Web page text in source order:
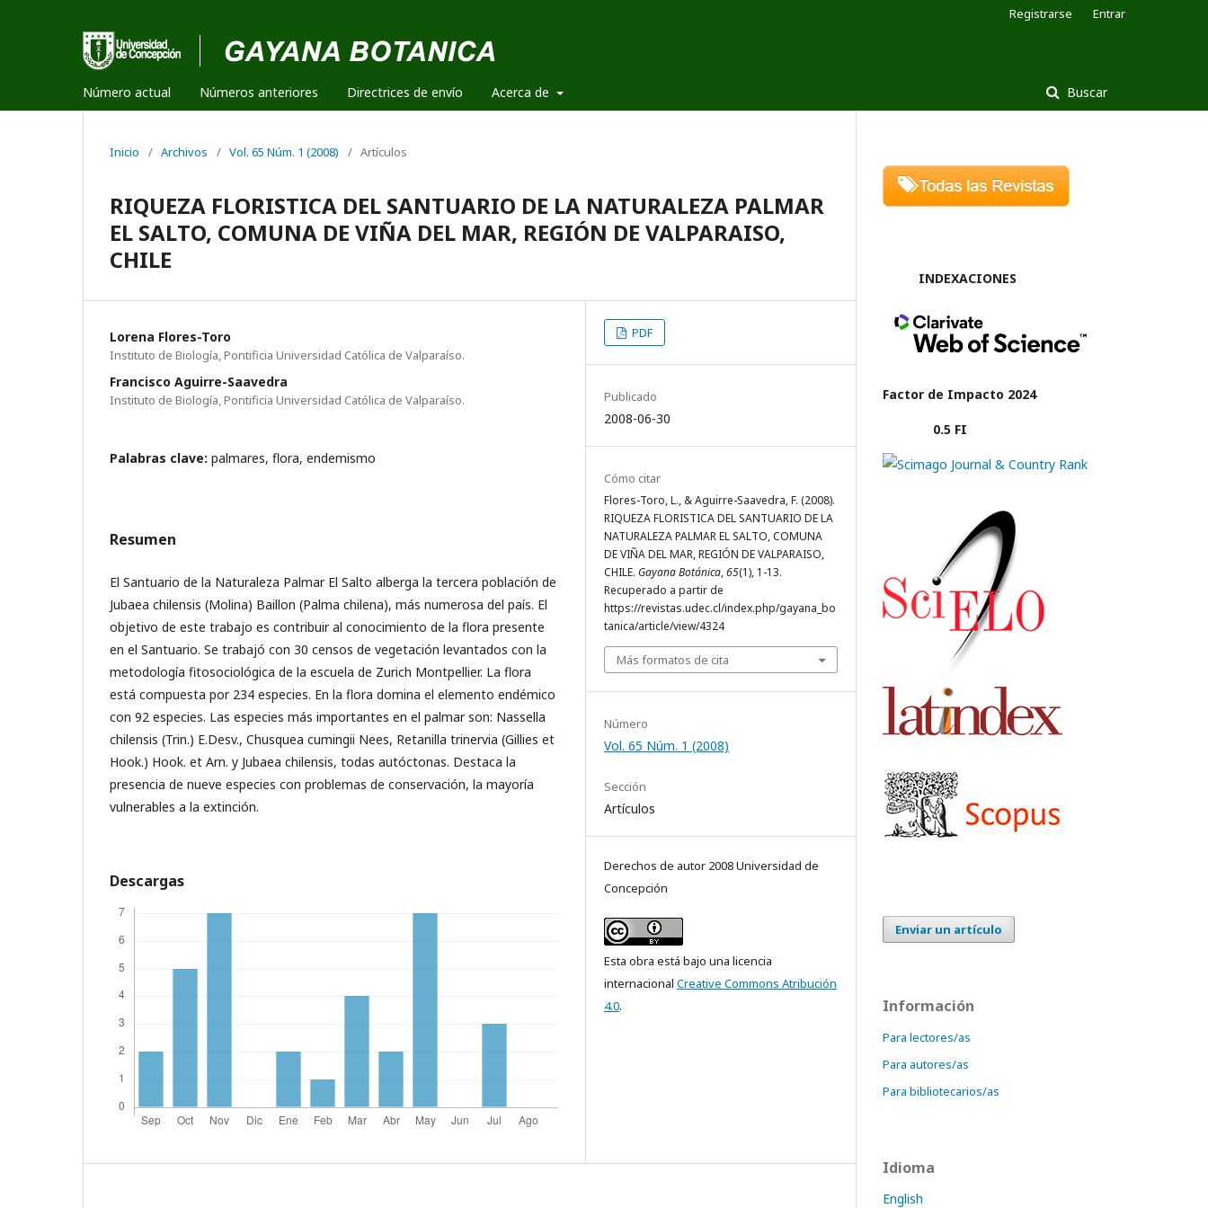
Número actual Números anteriores Directrices de envío Acerca de Buscar
Registrarse Entrar
Inicio / Archivos / Vol. 65 Núm. 1 (2008) / Artículos
RIQUEZA FLORISTICA DEL SANTUARIO DE LA NATURALEZA PALMAR
EL SALTO, COMUNA DE VIÑA DEL MAR, REGIÓN DE VALPARAISO,
CHILE
Lorena Flores-Toro
Instituto de Biología, Pontificia Universidad Católica de Valparaíso.
Francisco Aguirre-Saavedra
Instituto de Biología, Pontificia Universidad Católica de Valparaíso.
Palabras clave: palmares, flora, endemismo
Resumen
El Santuario de la Naturaleza Palmar El Salto alberga la tercera población de
Jubaea chilensis (Molina) Baillon (Palma chilena), más numerosa del país. El
objetivo de este trabajo es contribuir al conocimiento de la flora presente
en el Santuario. Se trabajó con 30 censos de vegetación levantados con la
metodología fitosociológica de la escuela de Zurich Montpellier. La flora
está compuesta por 234 especies. En la flora domina el elemento endémico
con 92 especies. Las especies más importantes en el palmar son: Nassella
chilensis (Trin.) E.Desv., Chusquea cumingii Nees, Retanilla trinervia (Gillies et
Hook.) Hook. et Arn. y Jubaea chilensis, todas autóctonas. Destaca la
presencia de nueve especies con problemas de conservación, la mayoría
vulnerables a la extinción.
Descargas
PDF
Publicado
2008-06-30
Cómo citar
Flores-Toro, L., & Aguirre-Saavedra, F. (2008).
RIQUEZA FLORISTICA DEL SANTUARIO DE LA
NATURALEZA PALMAR EL SALTO, COMUNA
DE VIÑA DEL MAR, REGIÓN DE VALPARAISO,
CHILE. Gayana Botánica,65(1), 1-13.
Recuperado a partir de
https://revistas.udec.cl/index.php/gayana_bo
tanica/article/view/4324
Más formatos de cita
Número
Vol. 65 Núm. 1 (2008)
Sección
Artículos
Derechos de autor 2008 Universidad de
Concepción
Esta obra está bajo una licencia
internacional Creative Commons Atribución
4.0.
INDEXACIONES
Factor de Impacto 2024
0.5 FI
Enviar un artículo
Información
Para lectores/as
Para autores/as
Para bibliotecarios/as
Idioma
English